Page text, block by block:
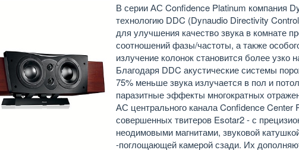
В серии АС Confidence Platinum компания
технологию DDC (Dynaudio Directivity
для улучшения качество звука в комнате
соотношений фазы/частоты, а также
излучение колонок становится более узко
Благодаря DDC акустические системы
75% меньше звука излучается в пол и
паразитные эффекты многократных
АС центрального канала Confidence
совершенных твитеров Esotar2 - с
неодимовыми магнитами, звуковой
-поглощающей камерой сзади. Их